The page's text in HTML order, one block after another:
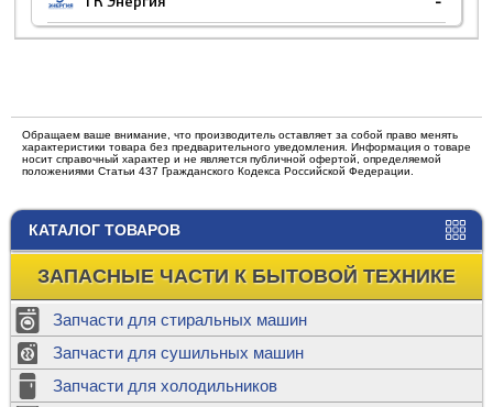
КАТАЛОГ ТОВАРОВ
ЗАПАСНЫЕ ЧАСТИ К БЫТОВОЙ ТЕХНИКЕ
Запчасти для стиральных машин
Запчасти для сушильных машин
Запчасти для холодильников
Обращаем ваше внимание, что производитель оставляет за собой право менять
характеристики товара без предварительного уведомления. Информация о товаре
носит справочный характер и не является публичной офертой, определяемой
положениями Статьи 437 Гражданского Кодекса Российской Федерации.